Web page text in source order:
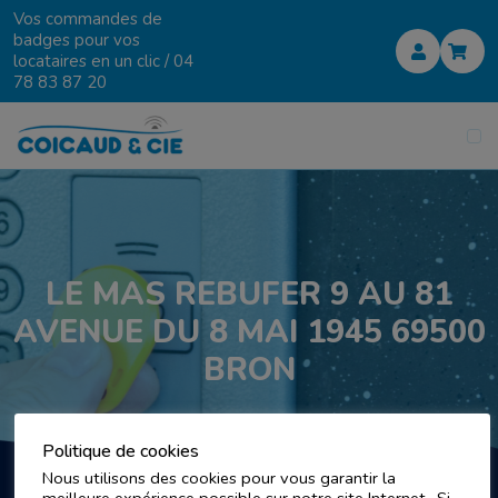
Vos commandes de
badges pour vos
locataires en un clic /04
78 83 87 20
LE MAS REBUFER 9 AU 81
AVENUE DU 8 MAI 1945 69500
BRON
Politique de cookies
Nous utilisons des cookies pour vous garantir la